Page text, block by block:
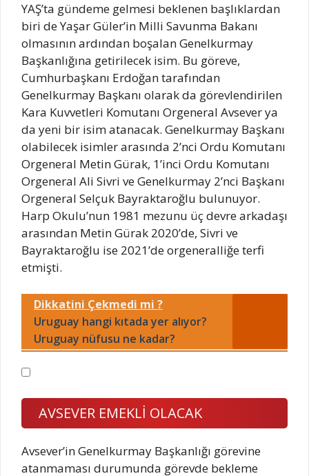
YAŞ’ta gündeme gelmesi beklenen başlıklardan
biri de Yaşar Güler’in Milli Savunma Bakanı
olmasının ardından boşalan Genelkurmay
Başkanlığına getirilecek isim. Bu göreve,
Cumhurbaşkanı Erdoğan tarafından
Genelkurmay Başkanı olarak da görevlendirilen
Kara Kuvvetleri Komutanı Orgeneral Avsever ya
da yeni bir isim atanacak. Genelkurmay Başkanı
olabilecek isimler arasında 2’nci Ordu Komutanı
Orgeneral Metin Gürak, 1’inci Ordu Komutanı
Orgeneral Ali Sivri ve Genelkurmay 2’nci Başkanı
Orgeneral Selçuk Bayraktaroğlu bulunuyor.
Harp Okulu’nun 1981 mezunu üç devre arkadaşı
arasından Metin Gürak 2020’de, Sivri ve
Bayraktaroğlu ise 2021’de orgeneralliğe terfi
etmişti.
Dikkatini Çekmedi mi ?
Uruguay hangi kıtada yer alıyor?
Uruguay nüfusu ne kadar?
AVSEVER EMEKLİ OLACAK
Avsever’in Genelkurmay Başkanlığı görevine
atanmaması durumunda görevde bekleme